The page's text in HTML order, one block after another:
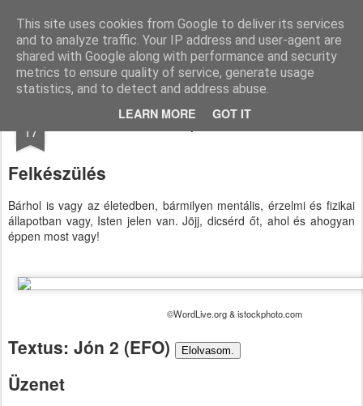
This site uses cookies from Google to deliver its services
and to analyze traffic. Your IP address and user-agent are
shared with Google along with performance and security
metrics to ensure quality of service, generate usage
statistics, and to detect and address abuse.
LEARN MORE GOT IT
Paksi Pünkösdi Gyülekezet A Magyar Pünkösdi Egyház paksi gyülekezetének hivatalos honlapja.
Pages
17 Kiáltás a pusztulásból
Felkészülés
Bárhol is vagy az életedben, bármilyen mentális, érzelmi és fizikai
állapotban vagy, Isten jelen van. Jöjj, dicsérd őt, ahol és ahogyan
éppen most vagy!
©WordLive.org & istockphoto.com
Textus: Jón 2 (EFO) Elolvasom.
Üzenet